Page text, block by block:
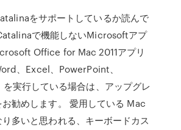
をサポートしているか読んで
で機能しないMicrosoftアプ
Office for Mac 2011アプリ
、Excel、PowerPoint、
実行している場合は、アップグレ
勧めします。 愛用している Mac
多いと思われる、キーボードカス